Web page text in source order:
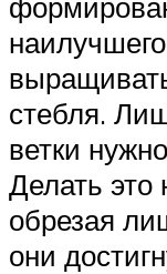
стебля.
ветки
Делать
обрезая
они